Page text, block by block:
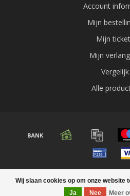
Wij slaan cookies op om onze website
Ja
Nee Meer
Account
Mijn
Mijn
Mijn
Vergelijk
Alle
© Copyright 2026